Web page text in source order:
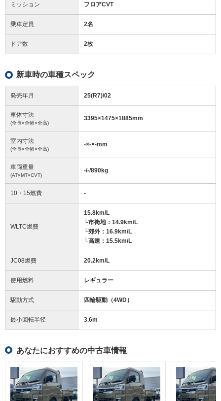
ミッション フロアCVT
乗車定員 2名
ドア数 2枚
新車時の車種スペック
発売年月 25(R7)/02
車体寸法
(全長×全幅×全高)
3395×1475×1885mm
室内寸法
(全長×全幅×全高)
-×-×-mm
車両重量
(AT×MT×CVT)
-/-/890kg
10・15燃費 -
WLTC燃費
15.8km/L
└市街地：14.9km/L
└郊外：16.9km/L
└高速：15.5km/L
JC08燃費 20.2km/L
使用燃料 レギュラー
駆動方式 四輪駆動（4WD）
最小回転半径 3.6m
あなたにおすすめの中古車情報